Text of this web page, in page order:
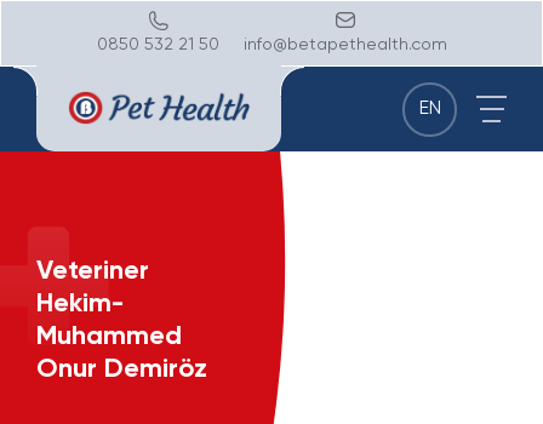
0850 532 21 50 info@betapethealth.com
EN
Veteriner
Hekim-
Muhammed
Onur Demiröz